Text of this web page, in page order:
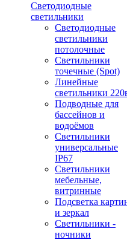
Светодиодные
светильники
Светодиодные
светильники
потолочные
Светильники
точечные (Spot)
Линейные
светильники
Подводные для
бассейнов и
водоёмов
Светильники
универсальные
IP67
Светильники
мебельные,
витринные
Подсветка
и зеркал
Светильники -
ночники